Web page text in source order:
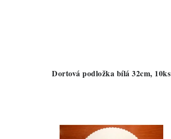
Dortová podložka bílá 32cm, 10ks